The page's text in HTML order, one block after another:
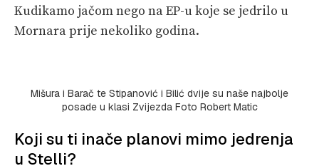
Kudikamo jačom nego na EP-u koje se jedrilo u
Mornara prije nekoliko godina.
Mišura i Barač te Stipanović i Bilić dvije su naše najbolje
posade u klasi Zvijezda Foto Robert Matic
Koji su ti inače planovi mimo jedrenja
u Stelli?